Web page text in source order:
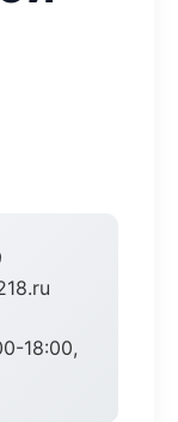
18:00,